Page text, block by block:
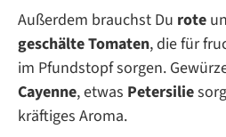
Außerdem brauchst Du rote
geschälte Tomaten, die für
im Pfundstopf sorgen.
Cayenne, etwas Petersilie
kräftiges Aroma.